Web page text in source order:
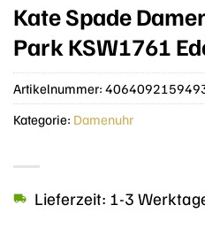
Kate Spade
Park KSW1761
Lieferzeit: 1-3
Artikelnummer:
Kategorie: Damenuhr